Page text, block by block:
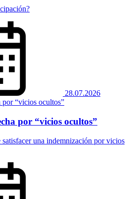
28.07.2026
por “vicios ocultos”
satisfacer una indemnización por vicios